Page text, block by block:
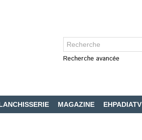
Recherche avancée
MAGAZINE EHPADIATV